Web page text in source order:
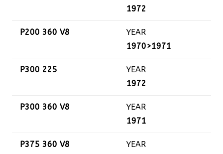
1972
P200 360 V8
YEAR
1970>1971
P300 225
YEAR
1972
P300 360 V8
YEAR
1971
P375 360 V8
YEAR